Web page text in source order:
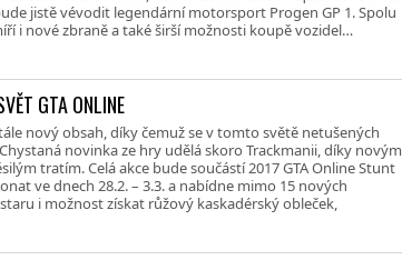
jistě vévodit legendární motorsport Progen GP 1. Spolu
i nové zbraně a také širší možnosti koupě vozidel…
GTA ONLINE
nový obsah, díky čemuž se v tomto světě netušených
novinka ze hry udělá skoro Trackmanii, díky novým
tratím. Celá akce bude součástí 2017 GTA Online Stunt
ve dnech 28.2. – 3.3. a nabídne mimo 15 nových
i možnost získat růžový kaskadérský obleček,